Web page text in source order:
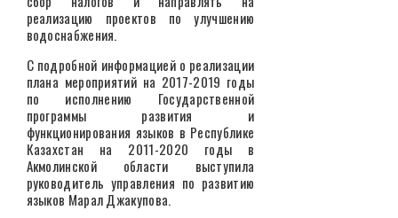
реализацию проектов по улучшению
водоснабжения.
С подробной информацией о реализации
плана мероприятий на 2017-2019 годы
по исполнению Государственной
программы развития и
функционирования языков в Республике
Казахстан на 2011-2020 годы в
Акмолинской области выступила
руководитель управления по развитию
языков Марал Джакупова.